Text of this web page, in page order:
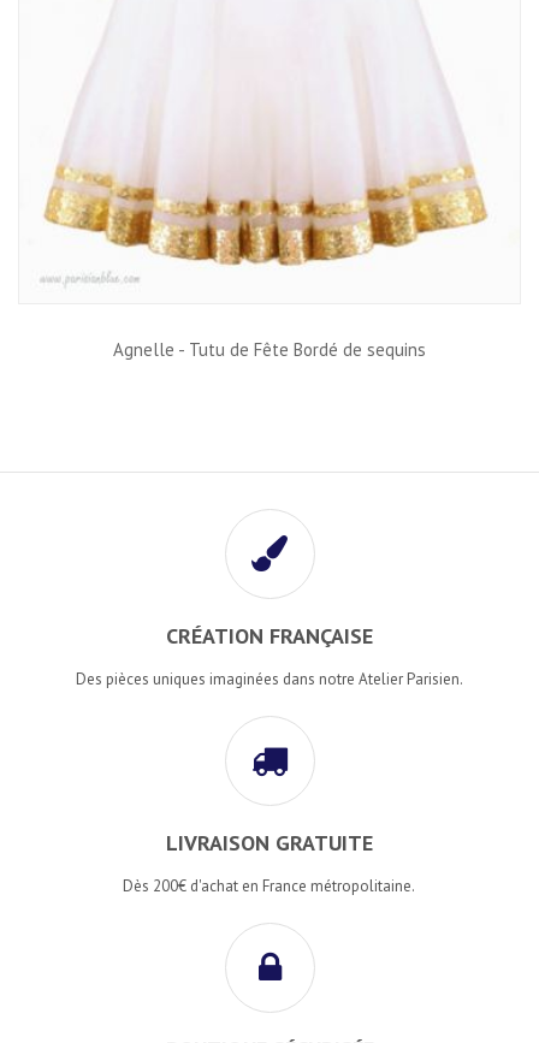
Agnelle - Tutu de Fête Bordé de sequins
CRÉATION FRANÇAISE
Des pièces uniques imaginées dans notre Atelier Parisien.
LIVRAISON GRATUITE
Dès 200€ d'achat en France métropolitaine.